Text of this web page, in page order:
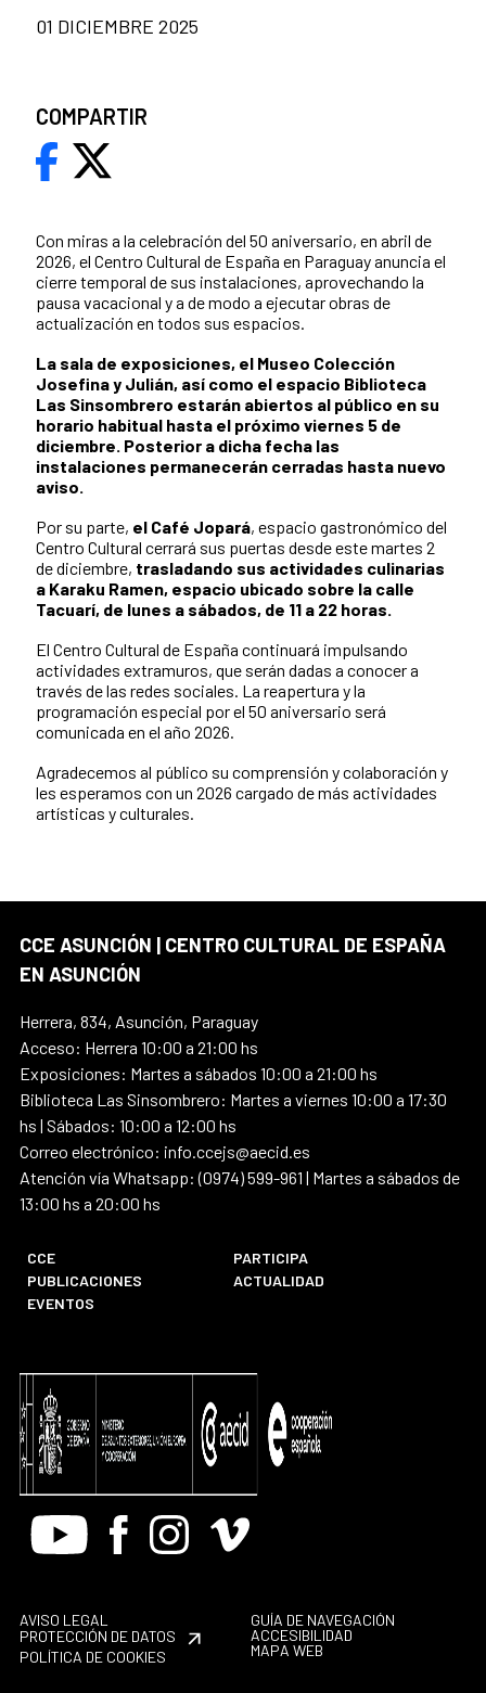
Con miras a la celebración del 50 aniversario, en abril de
2026, el Centro Cultural de España en Paraguay anuncia el
cierre temporal de sus instalaciones, aprovechando la
pausa vacacional y a de modo a ejecutar obras de
actualización en todos sus espacios.
La sala de exposiciones, el Museo Colección
Josefina y Julián, así como el espacio Biblioteca
Las Sinsombrero estarán abiertos al público en su
horario habitual hasta el próximo viernes 5 de
diciembre. Posterior a dicha fecha las
instalaciones permanecerán cerradas hasta nuevo
aviso.
Por su parte, el Café Jopará, espacio gastronómico del
Centro Cultural cerrará sus puertas desde este martes 2
de diciembre, trasladando sus actividades culinarias
a Karaku Ramen, espacio ubicado sobre la calle
Tacuarí, de lunes a sábados, de 11 a 22 horas.
El Centro Cultural de España continuará impulsando
actividades extramuros, que serán dadas a conocer a
través de las redes sociales. La reapertura y la
programación especial por el 50 aniversario será
comunicada en el año 2026.
Agradecemos al público su comprensión y colaboración y
les esperamos con un 2026 cargado de más actividades
artísticas y culturales.
01 DICIEMBRE 2025
COMPARTIR
CCE ASUNCIÓN | CENTRO CULTURAL DE ESPAÑA
EN ASUNCIÓN
Herrera, 834, Asunción, Paraguay
Acceso: Herrera 10:00 a 21:00 hs
Exposiciones: Martes a sábados 10:00 a 21:00 hs
Biblioteca Las Sinsombrero: Martes a viernes 10:00 a 17:30
hs | Sábados: 10:00 a 12:00 hs
Correo electrónico: info.ccejs@aecid.es
Atención vía Whatsapp: (0974) 599-961 | Martes a sábados de
13:00 hs a 20:00 hs
CCE
PARTICIPA
PUBLICACIONES
ACTUALIDAD
EVENTOS
Youtube FacebookInstagram
Vimeo
AVISO LEGAL
PROTECCIÓN DE DATOS
POLÍTICA DE COOKIES
GUÍA DE NAVEGACIÓN
ACCESIBILIDAD
MAPA WEB